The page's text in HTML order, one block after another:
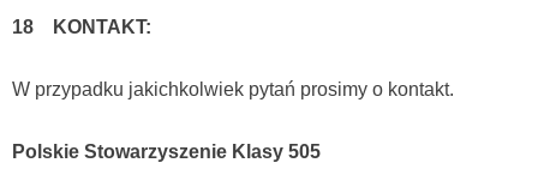
18 KONTAKT:
W przypadku jakichkolwiek pytań prosimy o kontakt.
Polskie Stowarzyszenie Klasy 505